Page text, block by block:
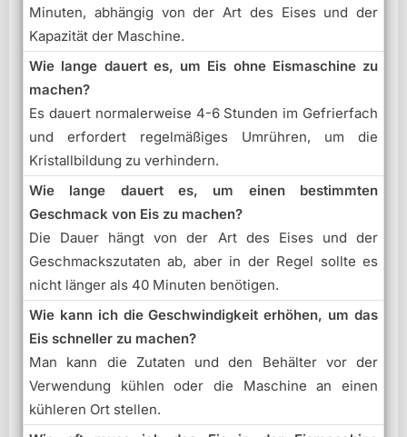
Minuten, abhängig von der Art des Eises und der
Kapazität der Maschine.
Wie lange dauert es, um Eis ohne Eismaschine zu
machen?
Es dauert normalerweise 4-6 Stunden im Gefrierfach
und erfordert regelmäßiges Umrühren, um die
Kristallbildung zu verhindern.
Wie lange dauert es, um einen bestimmten
Geschmack von Eis zu machen?
Die Dauer hängt von der Art des Eises und der
Geschmackszutaten ab, aber in der Regel sollte es
nicht länger als 40 Minuten benötigen.
Wie kann ich die Geschwindigkeit erhöhen, um das
Eis schneller zu machen?
Man kann die Zutaten und den Behälter vor der
Verwendung kühlen oder die Maschine an einen
kühleren Ort stellen.